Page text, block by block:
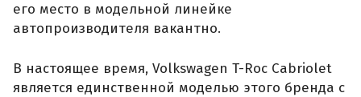
его место в модельной линейке
автопроизводителя вакантно.
В настоящее время, Volkswagen T-Roc Cabriolet
является единственной моделью этого бренда с